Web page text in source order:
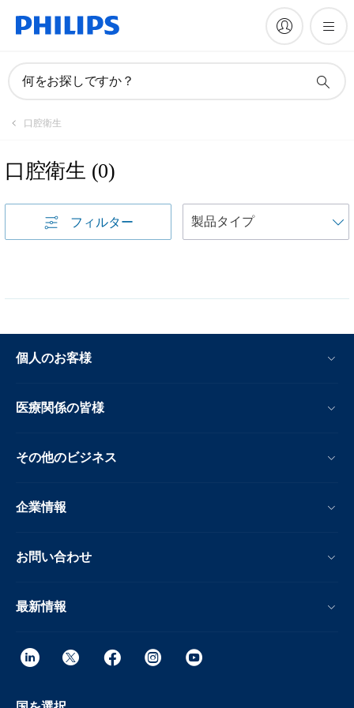
何をお探しですか？
口腔衛生
口腔衛生 (0)
フィルター
個人のお客様
医療関係の皆様
その他のビジネス
企業情報
お問い合わせ
最新情報